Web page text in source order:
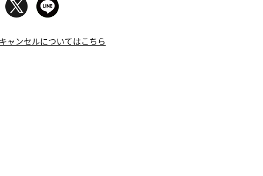
ャンセルについてはこちら